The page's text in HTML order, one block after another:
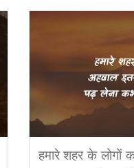
हमारे शहर के लोगों